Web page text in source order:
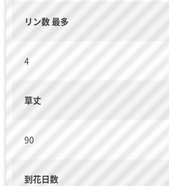
リン数 最多
4
草丈
90
到花日数